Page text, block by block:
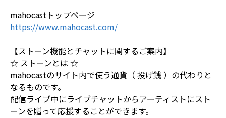
mahocastトップページ
https://www.mahocast.com/
【ストーン機能とチャットに関するご案内】
☆ ストーンとは ☆
mahocastのサイト内で使う通貨（ 投げ銭 ）の代わりと
なるものです。
配信ライブ中にライブチャットからアーティストにスト
ーンを贈って応援することができます。